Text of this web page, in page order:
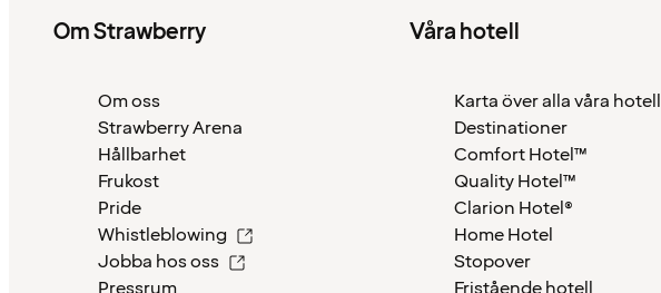
Om Strawberry
Om oss
Strawberry Arena
Hållbarhet
Frukost
Pride
Whistleblowing
Jobba hos oss
Våra hotell
Karta över alla våra hotell
Destinationer
Comfort Hotel™
Quality Hotel™
Clarion Hotel®
Home Hotel
Stopover